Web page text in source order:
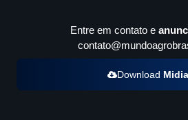
Entre em contato e
Download